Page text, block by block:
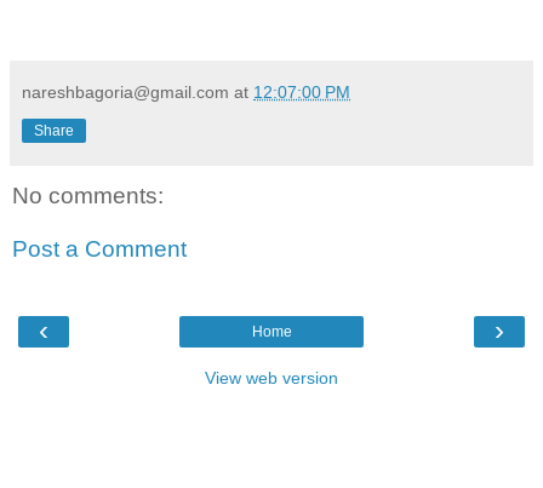
nareshbagoria@gmail.com at 12:07:00 PM
Share
No comments:
Post a Comment
‹ ›
Home
View web version